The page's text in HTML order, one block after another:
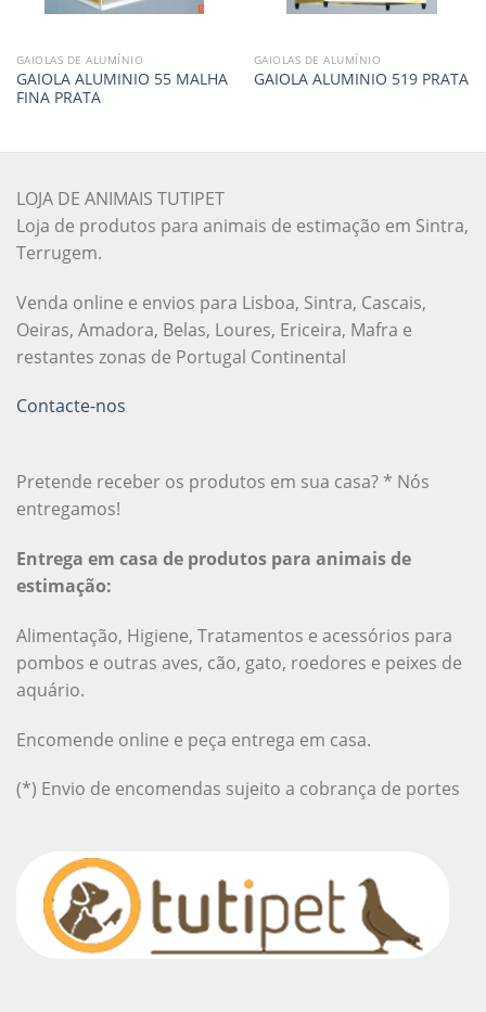
GAIOLAS DE ALUMÍNIO
GAIOLA ALUMINIO 55 MALHA
FINA PRATA
GAIOLAS DE ALUMÍNIO
GAIOLA ALUMINIO 519 PRATA
LOJA DE ANIMAIS TUTIPET
Loja de produtos para animais de estimação em Sintra,
Terrugem.
Venda online e envios para Lisboa, Sintra, Cascais,
Oeiras, Amadora, Belas, Loures, Ericeira, Mafra e
restantes zonas de Portugal Continental
Contacte-nos
Pretende receber os produtos em sua casa? * Nós
entregamos!
Entrega em casa de produtos para animais de
estimação:
Alimentação, Higiene, Tratamentos e acessórios para
pombos e outras aves, cão, gato, roedores e peixes de
aquário.
Encomende online e peça entrega em casa.
(*) Envio de encomendas sujeito a cobrança de portes